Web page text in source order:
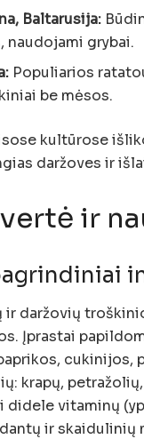
Baltarusija:
naudojami grybai.
Populiarios
be mėsos.
kultūrose
daržoves ir
ir
ir daržovių
Įprastai
cukinijos,
krapų,
didele vitaminų
ir skaidulinių